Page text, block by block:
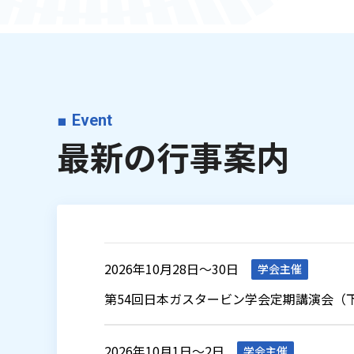
2025.09.10
2025.06.02 Contributing Organizations to
2025.02.27 学生会員の年会費無料化および正会
2024.02.06 日本ガスタービン学会50年史データ
Event
最新の行事案内
2026年10月28日～30日 学会主催
第54回日本ガスタービン学会定期講演会（